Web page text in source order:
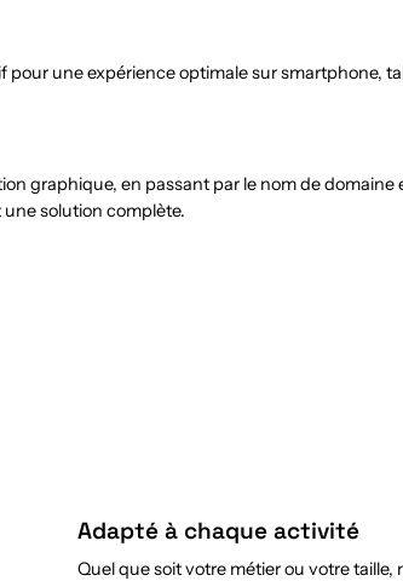
pour une expérience optimale sur smartphone,
graphique, en passant par le nom de domaine
solution complète.
Adapté à chaque activité
Quel que soit votre métier ou votre taille,